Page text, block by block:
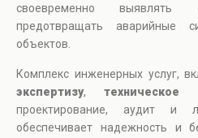
своевременно
предотвращать аварийные
объектов.
Комплекс инженерных услуг,
экспертизу, техническое
проектирование, аудит и
обеспечивает надежность и